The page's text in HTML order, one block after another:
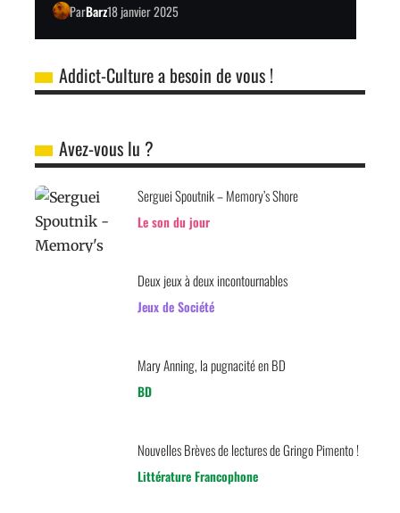
ParBarz18 janvier 2025
Addict-Culture a besoin de vous !
Avez-vous lu ?
Serguei Spoutnik – Memory’s Shore
Le son du jour
Deux jeux à deux incontournables
Jeux de Société
Mary Anning, la pugnacité en BD
BD
Nouvelles Brèves de lectures de Gringo Pimento !
Littérature Francophone